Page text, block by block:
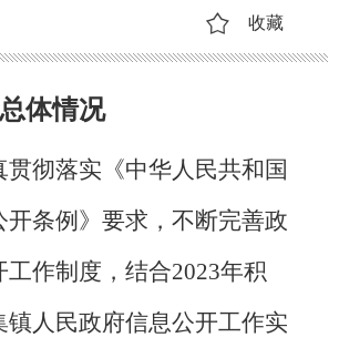
收藏
体情况
贯彻落实《中华人民共和国
开条例》要求，不断完善政
工作制度，结合2023年积
镇人民政府信息公开工作实